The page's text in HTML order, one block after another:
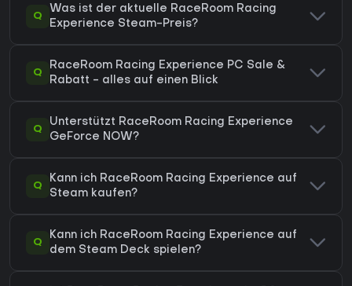
Q
Was ist der aktuelle RaceRoom Racing
Experience Steam-Preis?
Q
RaceRoom Racing Experience PC Sale &
Rabatt - alles auf einen Blick
Q
Unterstützt RaceRoom Racing Experience
GeForce NOW?
Q
Kann ich RaceRoom Racing Experience auf
Steam kaufen?
Q
Kann ich RaceRoom Racing Experience auf
dem Steam Deck spielen?